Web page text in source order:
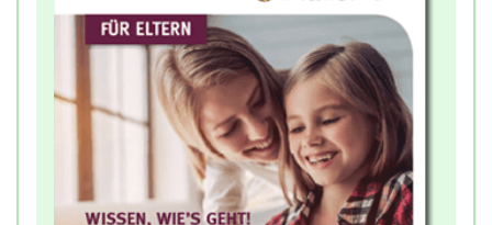
gemeinsamen inhaltlichen Austausch über die
spielbaren Szenen der Mitmach-Geschichte.
Grundlegend dafür ist die Begleitung durch
Erwachsene, ihre Unterstützung und Anregung.
Empfehlung:
Das Hinweis-PDF unterstützt den
gemeinsamen Dialog in der Klasse und bietet
Lehrkräften in Ergänzung zum Menü der Online-
Anwendung Impulse und Ideen zur Bearbeitung